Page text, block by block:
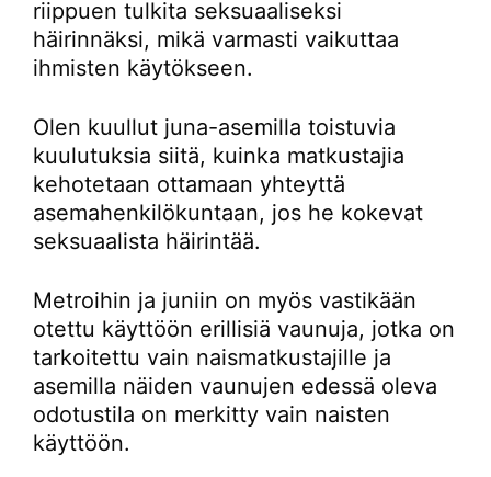
riippuen tulkita seksuaaliseksi
häirinnäksi, mikä varmasti vaikuttaa
ihmisten käytökseen.
Olen kuullut juna-asemilla toistuvia
kuulutuksia siitä, kuinka matkustajia
kehotetaan ottamaan yhteyttä
asemahenkilökuntaan, jos he kokevat
seksuaalista häirintää.
Metroihin ja juniin on myös vastikään
otettu käyttöön erillisiä vaunuja, jotka on
tarkoitettu vain naismatkustajille ja
asemilla näiden vaunujen edessä oleva
odotustila on merkitty vain naisten
käyttöön.